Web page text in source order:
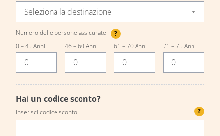
Seleziona la destinazione
Numero delle persone assicurate
?
0 – 45 Anni
46 – 60 Anni 61 – 70 Anni 71 – 75 Anni
Hai un codice sconto?
Inserisci codice sconto ?